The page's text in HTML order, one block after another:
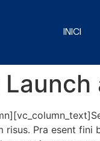
INICI
risus. Pra esent